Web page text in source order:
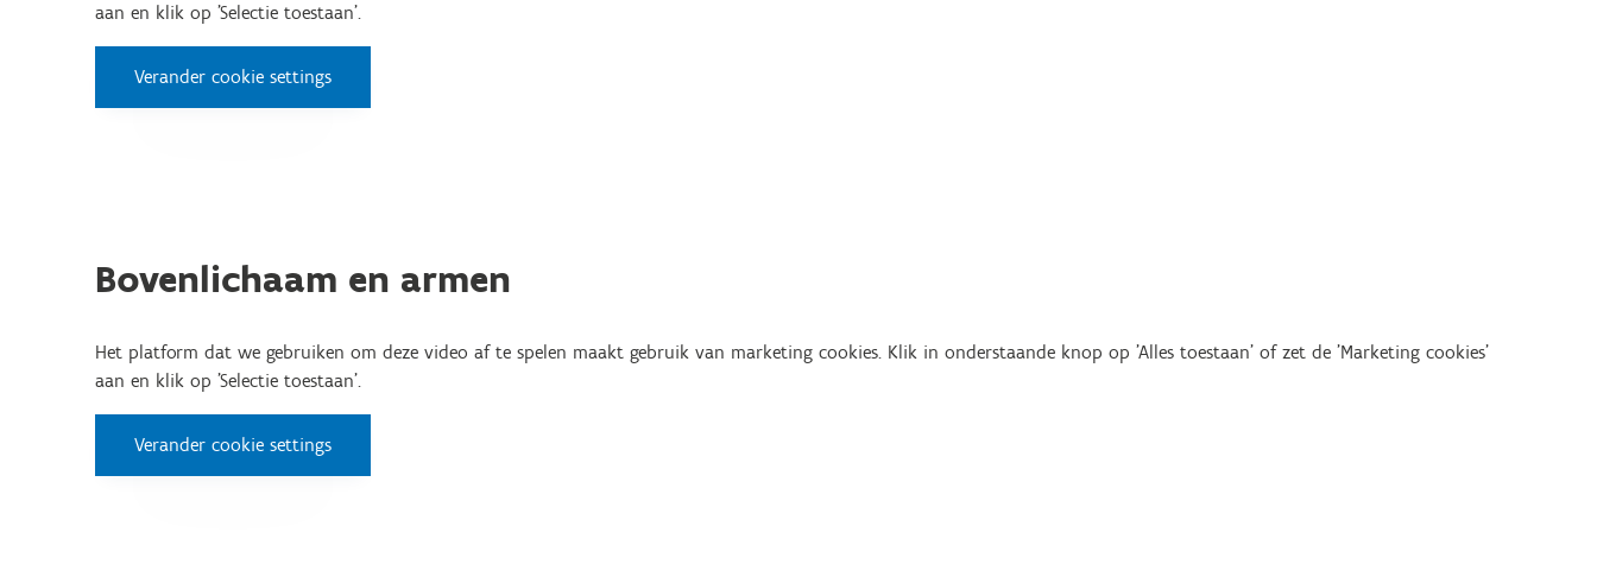
aan en klik op 'Selectie toestaan'.
Verander cookie settings
Bovenlichaam en armen
Het platform dat we gebruiken om deze video af te spelen maakt gebruik van marketing cookies. Klik in onderstaande knop op 'Alles toestaan' of zet de 'Marketing cookies'
aan en klik op 'Selectie toestaan'.
Verander cookie settings